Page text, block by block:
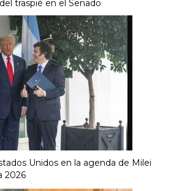
traspié en el Senado
Unidos en la agenda de Milei
2026